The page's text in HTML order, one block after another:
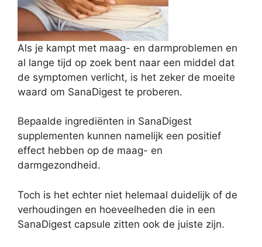
Als je kampt met maag- en darmproblemen en
al lange tijd op zoek bent naar een middel dat
de symptomen verlicht, is het zeker de moeite
waard om SanaDigest te proberen.
Bepaalde ingrediënten in SanaDigest
supplementen kunnen namelijk een positief
effect hebben op de maag- en
darmgezondheid.
Toch is het echter niet helemaal duidelijk of de
verhoudingen en hoeveelheden die in een
SanaDigest capsule zitten ook de juiste zijn.